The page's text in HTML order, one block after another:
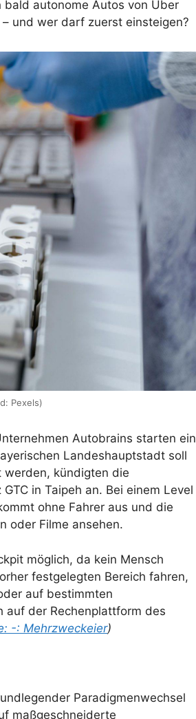
bald autonome Autos von Uber
und wer darf zuerst einsteigen?
Pexels)
Autobrains starten ein
Landeshauptstadt soll
werden, kündigten die
in Taipeh an. Bei einem Level
ohne Fahrer aus und die
oder Filme ansehen.
möglich, da kein Mensch
festgelegten Bereich fahren,
auf bestimmten
auf der Rechenplattform des
-: Mehrzweckeier)
Paradigmenwechsel
maßgeschneiderte